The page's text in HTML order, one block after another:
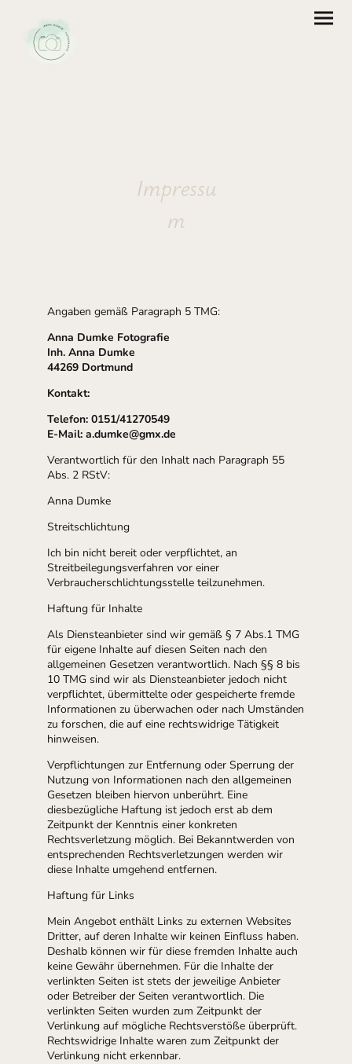
Impressu
m
Angaben gemäß Paragraph 5 TMG:
Anna Dumke Fotografie
Inh. Anna Dumke
44269 Dortmund
Kontakt:
Telefon: 0151/41270549
E-Mail: a.dumke@gmx.de
Verantwortlich für den Inhalt nach Paragraph 55
Abs. 2 RStV:
Anna Dumke
Streitschlichtung
Ich bin nicht bereit oder verpflichtet, an
Streitbeilegungsverfahren vor einer
Verbraucherschlichtungsstelle teilzunehmen.
Haftung für Inhalte
Als Diensteanbieter sind wir gemäß § 7 Abs.1 TMG
für eigene Inhalte auf diesen Seiten nach den
allgemeinen Gesetzen verantwortlich. Nach §§ 8 bis
10 TMG sind wir als Diensteanbieter jedoch nicht
verpflichtet, übermittelte oder gespeicherte fremde
Informationen zu überwachen oder nach Umständen
zu forschen, die auf eine rechtswidrige Tätigkeit
hinweisen.
Verpflichtungen zur Entfernung oder Sperrung der
Nutzung von Informationen nach den allgemeinen
Gesetzen bleiben hiervon unberührt. Eine
diesbezügliche Haftung ist jedoch erst ab dem
Zeitpunkt der Kenntnis einer konkreten
Rechtsverletzung möglich. Bei Bekanntwerden von
entsprechenden Rechtsverletzungen werden wir
diese Inhalte umgehend entfernen.
Haftung für Links
Mein Angebot enthält Links zu externen Websites
Dritter, auf deren Inhalte wir keinen Einfluss haben.
Deshalb können wir für diese fremden Inhalte auch
keine Gewähr übernehmen. Für die Inhalte der
verlinkten Seiten ist stets der jeweilige Anbieter
oder Betreiber der Seiten verantwortlich. Die
verlinkten Seiten wurden zum Zeitpunkt der
Verlinkung auf mögliche Rechtsverstöße überprüft.
Rechtswidrige Inhalte waren zum Zeitpunkt der
Verlinkung nicht erkennbar.